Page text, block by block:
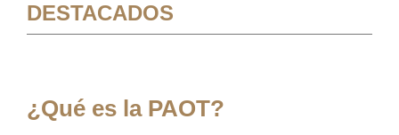
DESTACADOS
¿Qué es la PAOT?